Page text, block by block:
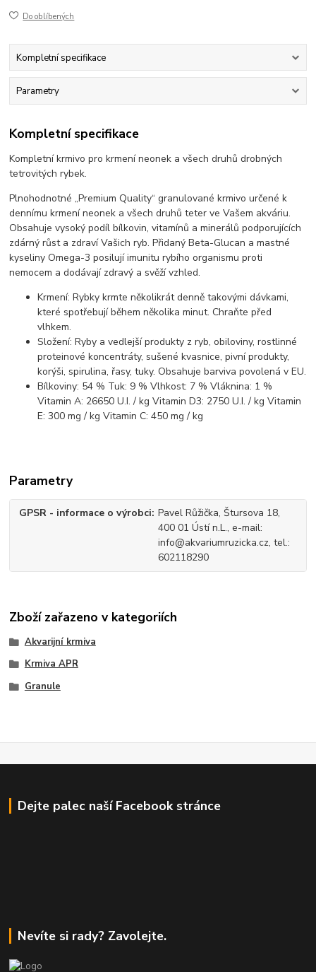
Do oblíbených
Kompletní specifikace
Parametry
Kompletní specifikace
Kompletní krmivo pro krmení neonek a všech druhů drobných
tetrovitých rybek.
Plnohodnotné „Premium Quality“ granulované krmivo určené k
dennímu krmení neonek a všech druhů teter ve Vašem akváriu.
Obsahuje vysoký podíl bílkovin, vitamínů a minerálů podporujících
zdárný růst a zdraví Vašich ryb. Přidaný Beta-Glucan a mastné
kyseliny Omega-3 posilují imunitu rybího organismu proti
nemocem a dodávají zdravý a svěží vzhled.
Krmení: Rybky krmte několikrát denně takovými dávkami,
které spotřebují během několika minut. Chraňte před
vlhkem.
Složení: Ryby a vedlejší produkty z ryb, obiloviny, rostlinné
proteinové koncentráty, sušené kvasnice, pivní produkty,
korýši, spirulina, řasy, tuky. Obsahuje barviva povolená v EU.
Bílkoviny: 54 % Tuk: 9 % Vlhkost: 7 % Vláknina: 1 %
Vitamin A: 26650 U.I. / kg Vitamin D3: 2750 U.I. / kg Vitamin
E: 300 mg / kg Vitamin C: 450 mg / kg
Parametry
GPSR - informace o výrobci Pavel Růžička, Štursova 18,
400 01 Ústí n.L., e-mail:
info@akvariumruzicka.cz, tel.:
602118290
Zboží zařazeno v kategoriích
Akvarijní krmiva
Krmiva APR
Granule
Dejte palec naší Facebook stránce
Nevíte si rady? Zavolejte.